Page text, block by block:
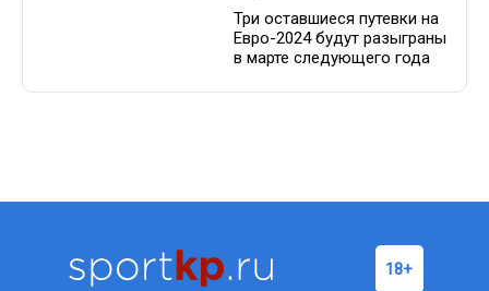
Три оставшиеся путевки на
Евро-2024 будут разыграны
в марте следующего года